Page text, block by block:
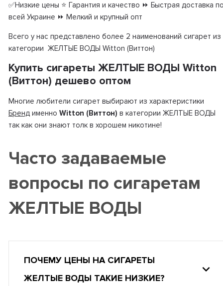
✅Низкие цены ⭐ Гарантия и качество ⏩ Быстрая доставка
всей Украине ⏩ Мелкий и крупный опт
Всего у нас представлено более 2 наименований сигарет из
категории ЖЕЛТЫЕ ВОДЫ Witton (Виттон)
Купить сигареты ЖЕЛТЫЕ ВОДЫ Witton
(Виттон) дешево оптом
Многие любители сигарет выбирают из характеристики
Брендименно Witton (Виттон) в категории ЖЕЛТЫЕ ВОДЫ
так как они знают толк в хорошем никотине!
Часто задаваемые
вопросы по сигаретам
ЖЕЛТЫЕ ВОДЫ
ПОЧЕМУ ЦЕНЫ НА СИГАРЕТЫ
ЖЕЛТЫЕ ВОДЫ ТАКИЕ НИЗКИЕ?